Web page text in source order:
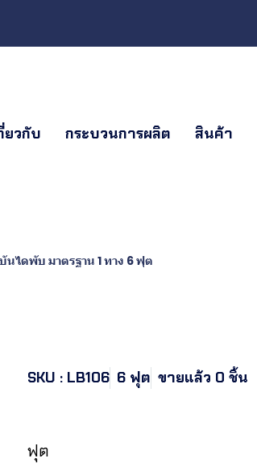
ยวกับ กระบวนการผลิต สินค้า
ไดพับ มาตรฐาน 1 ทาง 6 ฟุต
SKU : LB106 6 ฟุต ขายแล้ว 0 ชิ้น
ฟุต